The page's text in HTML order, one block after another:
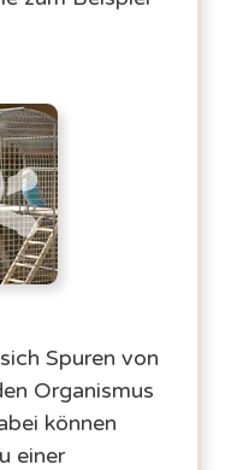
Spuren von
Organismus
können
einer